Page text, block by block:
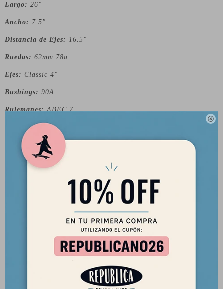

Largo: 26"
Ancho: 7.5"
Distancia de Ejes: 16.5"
Ruedas: 62mm 78a
Ejes: Classic 4"
Bushings: 90A
Rulemanes:ABEC 7
Sobre la Marca:
Aloiki Longboard Design se dedica a la fabricación de
skateboards hechos a mano, destacándose por su estilo único.
La compañía se inspira en la experiencia acumulada en diversas
disciplinas como el skateboarding, el surf y el snowboarding,
combinándolo con un profundo respeto y compromiso hacia el
medio ambiente. Su misión es proveer tablas de skateboard que
se adapten a todos los niveles de habilidad.
específicas: el tipo de madera, la forma, el tamaño, los ejes y
las ruedas, así como las ilustraciones personalizadas que